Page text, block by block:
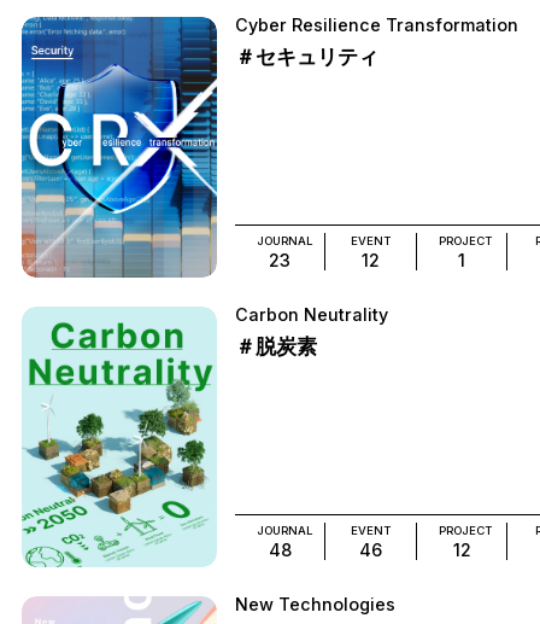
Cyber Resilience Transformation
＃セキュリティ
JOURNAL
23
EVENT
12
PROJECT
1
Carbon Neutrality
＃脱炭素
JOURNAL
48
EVENT
46
PROJECT
12
New Technologies